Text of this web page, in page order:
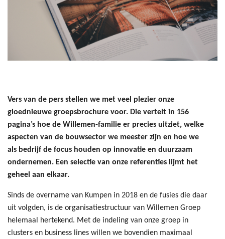
Vers van de pers stellen we met veel plezier onze
gloednieuwe groepsbrochure voor. Die vertelt in 156
pagina’s hoe de Willemen-familie er precies uitziet, welke
aspecten van de bouwsector we meester zijn en hoe we
als bedrijf de focus houden op innovatie en duurzaam
ondernemen. Een selectie van onze referenties lijmt het
geheel aan elkaar.
Sinds de overname van Kumpen in 2018 en de fusies die daar
uit volgden, is de organisatiestructuur van Willemen Groep
helemaal hertekend. Met de indeling van onze groep in
clusters en business lines willen we bovendien maximaal